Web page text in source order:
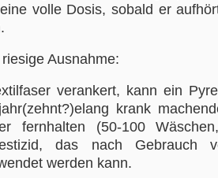
volle Dosis, sobald er
Ausnahme:
verankert, kann ein
krank
fernhalten (50-100
das nach Gebrauch
werden kann.